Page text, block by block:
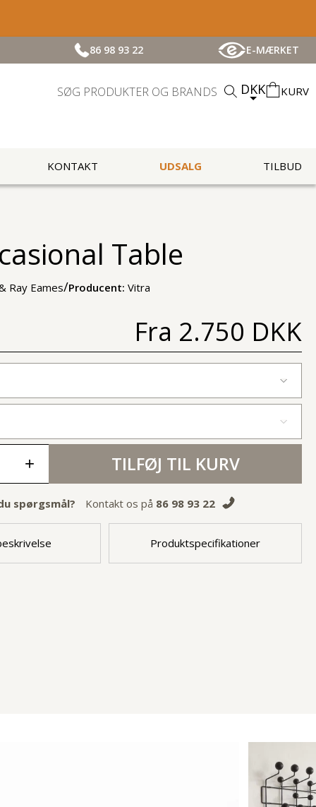
86 98 93 22 E-MÆRKET
DKK KURV
KONTAKT UDSALG TILBUD
Table
Ray Eames/Producent:Vitra
Fra 2.750 DKK
+ TILFØJ TIL KURV
spørgsmål? Kontakt os på 86 98 93 22
Produktspecifikationer